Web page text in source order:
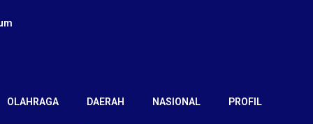
OLAHRAGA DAERAH NASIONAL PROFIL